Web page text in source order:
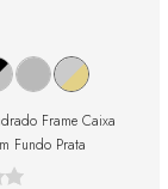
Frame Caixa
Fundo Prata